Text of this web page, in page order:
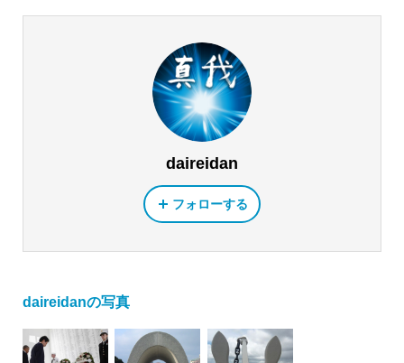
daireidan
フォローする
daireidanの写真